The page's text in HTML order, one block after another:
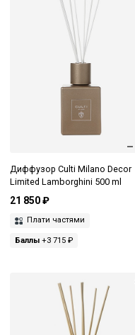
Диффузор Culti Milano Decor
Limited Lamborghini 500 ml
21 850 ₽
Плати частями
Баллы +3 715 ₽